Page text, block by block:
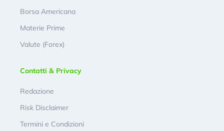
Borsa Americana
Materie Prime
Valute (Forex)
Contatti & Privacy
Redazione
Risk Disclaimer
Termini e Condizioni